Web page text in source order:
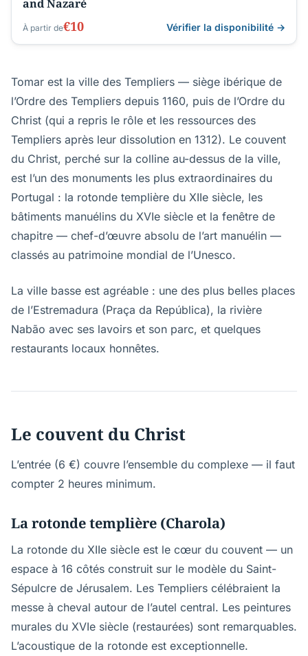
and Nazaré
À partir de€10 Vérifier la disponibilité →
Tomar est la ville des Templiers — siège ibérique de
l’Ordre des Templiers depuis 1160, puis de l’Ordre du
Christ (qui a repris le rôle et les ressources des
Templiers après leur dissolution en 1312). Le couvent
du Christ, perché sur la colline au-dessus de la ville,
est l’un des monuments les plus extraordinaires du
Portugal : la rotonde templière du XIIe siècle, les
bâtiments manuélins du XVIe siècle et la fenêtre de
chapitre — chef-d’œuvre absolu de l’art manuélin —
classés au patrimoine mondial de l’Unesco.
La ville basse est agréable : une des plus belles places
de l’Estremadura (Praça da República), la rivière
Nabão avec ses lavoirs et son parc, et quelques
restaurants locaux honnêtes.
Le couvent du Christ
L’entrée (6 €) couvre l’ensemble du complexe — il faut
compter 2 heures minimum.
La rotonde templière (Charola)
La rotonde du XIIe siècle est le cœur du couvent — un
espace à 16 côtés construit sur le modèle du Saint-
Sépulcre de Jérusalem. Les Templiers célébraient la
messe à cheval autour de l’autel central. Les peintures
murales du XVIe siècle (restaurées) sont remarquables.
L’acoustique de la rotonde est exceptionnelle.